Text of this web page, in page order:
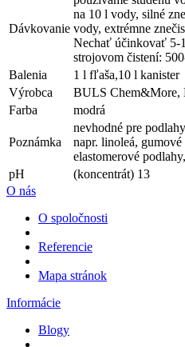
Dávkovanie
na 10 l vody, silné
vody, extrémne
Nechať účinkovať 5-
strojovom čistení:
Balenia
1 l fľaša,10 l kanister
Výrobca
BULS Chem&More,
Farba
modrá
Poznámka
nevhodné pre
napr. linoleá,
elastomerové
pH
(koncentrát) 13
O nás
O spoločnosti
Referencie
Mapa stránok
Informácie
Blogy